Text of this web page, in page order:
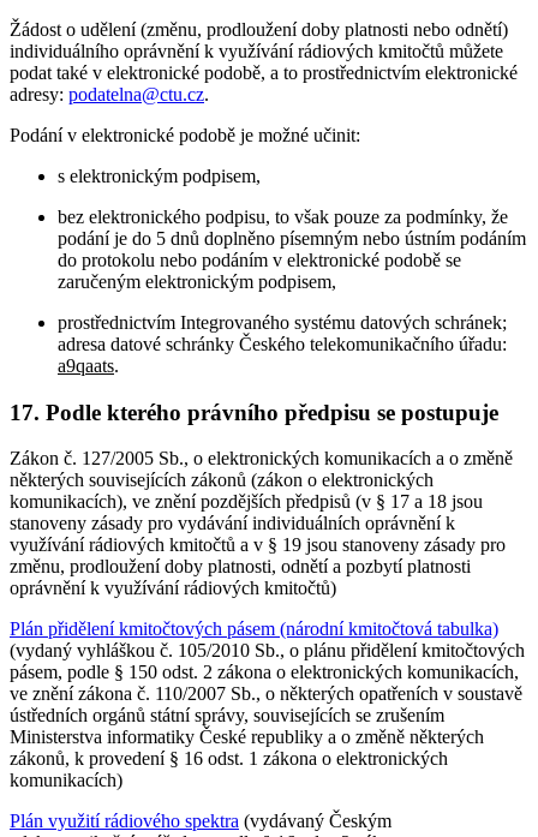
Žádost o udělení (změnu, prodloužení doby platnosti nebo odnětí)
individuálního oprávnění k využívání rádiových kmitočtů můžete
podat také v elektronické podobě, a to prostřednictvím elektronické
adresy: podatelna@ctu.cz.
Podání v elektronické podobě je možné učinit:
s elektronickým podpisem,
bez elektronického podpisu, to však pouze za podmínky, že
podání je do 5 dnů doplněno písemným nebo ústním podáním
do protokolu nebo podáním v elektronické podobě se
zaručeným elektronickým podpisem,
prostřednictvím Integrovaného systému datových schránek;
adresa datové schránky Českého telekomunikačního úřadu:
a9qaats.
17. Podle kterého právního předpisu se postupuje
Zákon č. 127/2005 Sb., o elektronických komunikacích a o změně
některých souvisejících zákonů (zákon o elektronických
komunikacích), ve znění pozdějších předpisů (v § 17 a 18 jsou
stanoveny zásady pro vydávání individuálních oprávnění k
využívání rádiových kmitočtů a v § 19 jsou stanoveny zásady pro
změnu, prodloužení doby platnosti, odnětí a pozbytí platnosti
oprávnění k využívání rádiových kmitočtů)
Plán přidělení kmitočtových pásem (národní kmitočtová tabulka)
(vydaný vyhláškou č. 105/2010 Sb., o plánu přidělení kmitočtových
pásem, podle § 150 odst. 2 zákona o elektronických komunikacích,
ve znění zákona č. 110/2007 Sb., o některých opatřeních v soustavě
ústředních orgánů státní správy, souvisejících se zrušením
Ministerstva informatiky České republiky a o změně některých
zákonů, k provedení § 16 odst. 1 zákona o elektronických
komunikacích)
Plán využití rádiového spektra (vydávaný Českým